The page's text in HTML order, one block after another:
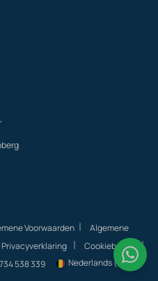
Voorwaarden |
Algemene
Privacyverklaring| Cookiebeleid|
538 339 Nederlands (BE)